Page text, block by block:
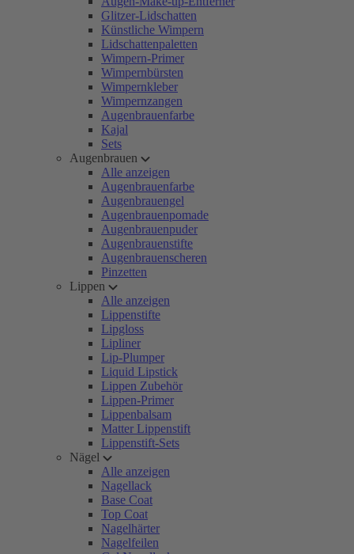
Glitzer-Lidschatten
Künstliche Wimpern
Lidschattenpaletten
Wimpern-Primer
Wimpernbürsten
Wimpernkleber
Wimpernzangen
Augenbrauenfarbe
Kajal
Sets
Augenbrauen
Alle anzeigen
Augenbrauenfarbe
Augenbrauengel
Augenbrauenpomade
Augenbrauenpuder
Augenbrauenstifte
Augenbrauenscheren
Pinzetten
Lippen
Alle anzeigen
Lippenstifte
Lipgloss
Lipliner
Lip-Plumper
Liquid Lipstick
Lippen Zubehör
Lippen-Primer
Lippenbalsam
Matter Lippenstift
Lippenstift-Sets
Nägel
Alle anzeigen
Nagellack
Base Coat
Top Coat
Nagelhärter
Nagelfeilen